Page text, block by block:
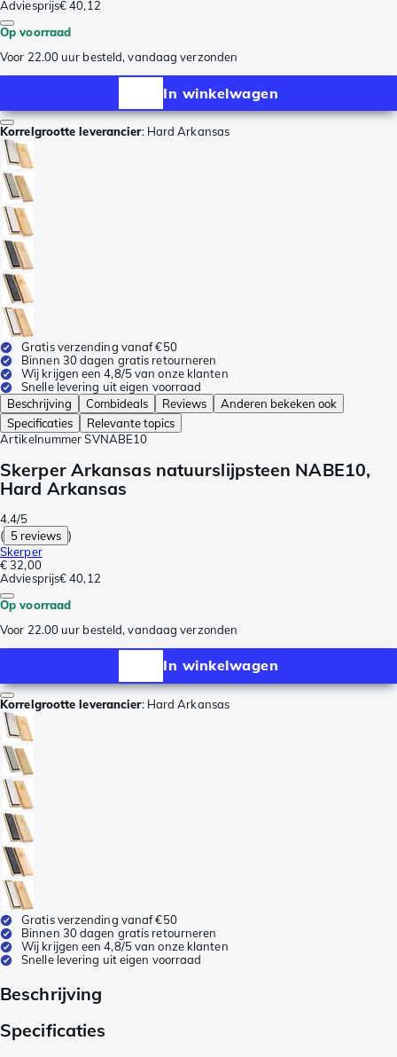
Adviesprijs€ 40,12
Op voorraad
Voor 22.00 uur besteld, vandaag verzonden
In winkelwagen
Korrelgrootte leverancier: Hard Arkansas
Gratis verzending vanaf €50
Binnen 30 dagen gratis retourneren
Wij krijgen een 4,8/5 van onze klanten
Snelle levering uit eigen voorraad
Beschrijving
Combideals Reviews
Anderen bekeken ook
Specificaties
Relevante topics
Artikelnummer SVNABE10
Skerper Arkansas natuurslijpsteen NABE10,
Hard Arkansas
4.4/5
( 5 reviews )
Skerper
€ 32,00
Adviesprijs€ 40,12
Op voorraad
Voor 22.00 uur besteld, vandaag verzonden
In winkelwagen
Korrelgrootte leverancier: Hard Arkansas
Gratis verzending vanaf €50
Binnen 30 dagen gratis retourneren
Wij krijgen een 4,8/5 van onze klanten
Snelle levering uit eigen voorraad
Beschrijving
Specificaties